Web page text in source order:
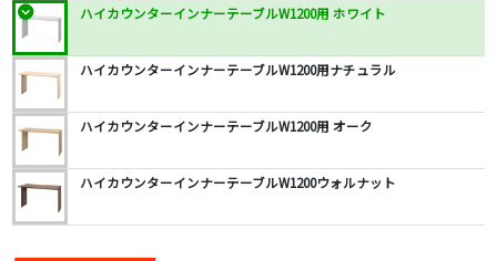
ハイカウンターインナーテーブルW1200用 ホワイト
ハイカウンターインナーテーブルW1200用ナチュラル
ハイカウンターインナーテーブルW1200用 オーク
ハイカウンターインナーテーブルW1200ウォルナット